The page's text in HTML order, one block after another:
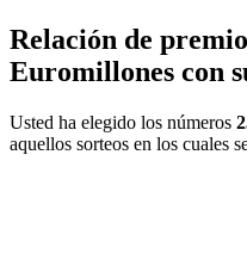
Relación de
Euromillones con
Usted ha elegido los números
aquellos sorteos en los cuales